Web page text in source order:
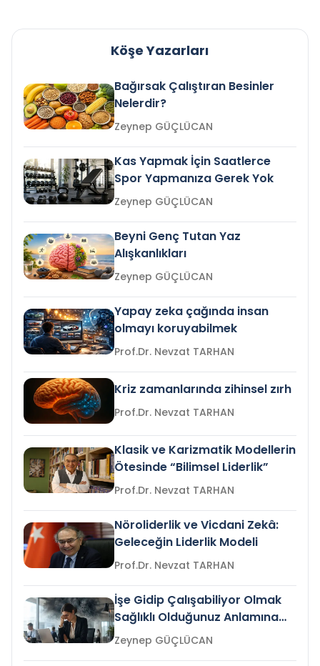
Köşe Yazarları
Bağırsak Çalıştıran Besinler
Nelerdir?
Zeynep GÜÇLÜCAN
Kas Yapmak İçin Saatlerce
Spor Yapmanıza Gerek Yok
Zeynep GÜÇLÜCAN
Beyni Genç Tutan Yaz
Alışkanlıkları
Zeynep GÜÇLÜCAN
Yapay zeka çağında insan
olmayı koruyabilmek
Prof.Dr. Nevzat TARHAN
Kriz zamanlarında zihinsel zırh
Prof.Dr. Nevzat TARHAN
Klasik ve Karizmatik Modellerin
Ötesinde “Bilimsel Liderlik”
Prof.Dr. Nevzat TARHAN
Nöroliderlik ve Vicdani Zekâ:
Geleceğin Liderlik Modeli
Prof.Dr. Nevzat TARHAN
İşe Gidip Çalışabiliyor Olmak
Sağlıklı Olduğunuz Anlamına
Gelir mi?Zeynep GÜÇLÜCAN